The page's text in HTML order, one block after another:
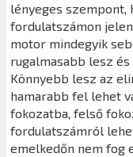
lényeges szempont,
fordulatszámon
motor mindegyik
rugalmasabb lesz
Könnyebb lesz az
hamarabb fel lehet
fokozatba, felső
fordulatszámról
emelkedőn nem fog